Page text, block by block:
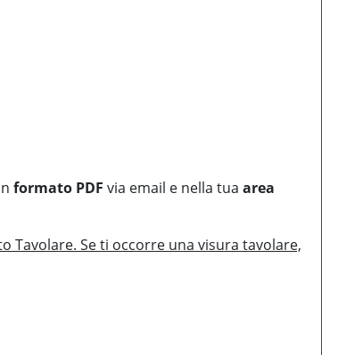
formato PDF via email e nella tua area
Tavolare. Se ti occorre una visura tavolare,